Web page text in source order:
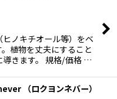
ノキチオール等）をベ
植物を丈夫にすること
導きます。 規格/価格 …
（ロクヨンネバー）